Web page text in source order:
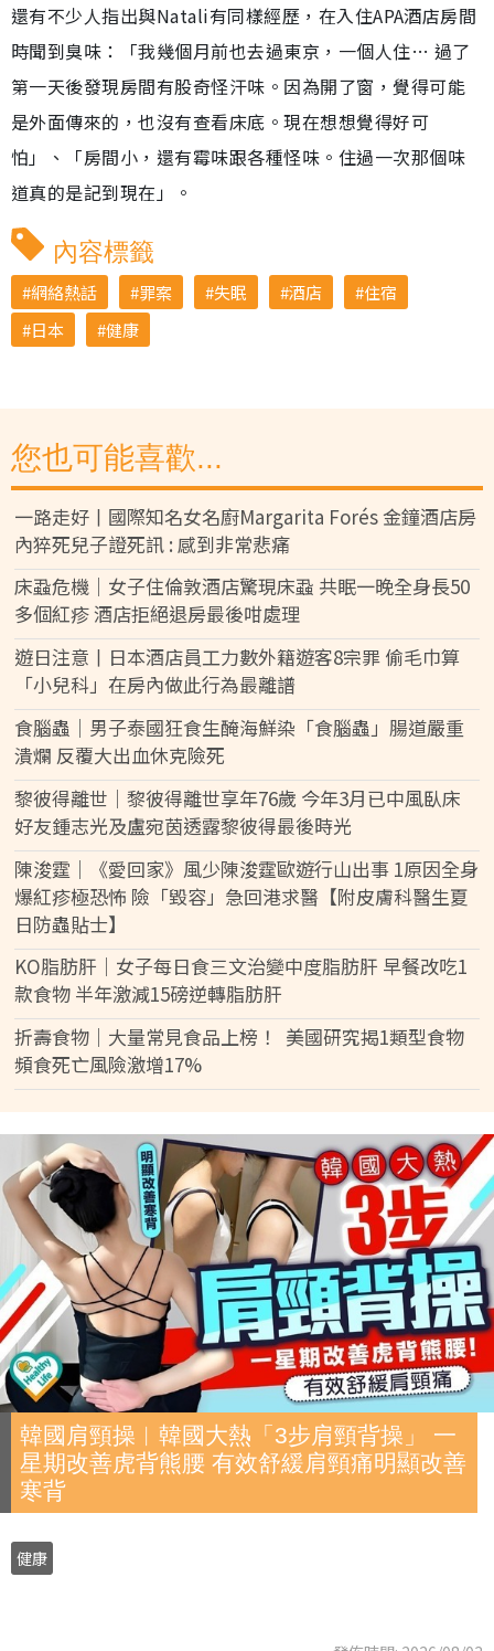
還有不少人指出與Natali有同樣經歷，在入住APA酒店房間
時聞到臭味：「我幾個月前也去過東京，一個人住… 過了
第一天後發現房間有股奇怪汗味。因為開了窗，覺得可能
是外面傳來的，也沒有查看床底。現在想想覺得好可
怕」、「房間小，還有霉味跟各種怪味。住過一次那個味
道真的是記到現在」。
內容標籤
網絡熱話 罪案 失眠 酒店
住宿
日本
健康
您也可能喜歡...
一路走好丨國際知名女名廚Margarita Forés 金鐘酒店房
內猝死兒子證死訊 : 感到非常悲痛
床蝨危機｜女子住倫敦酒店驚現床蝨 共眠一晚全身長50
多個紅疹 酒店拒絕退房最後咁處理
遊日注意丨日本酒店員工力數外籍遊客8宗罪 偷毛巾算
「小兒科」在房內做此行為最離譜
食腦蟲｜男子泰國狂食生醃海鮮染「食腦蟲」腸道嚴重
潰爛 反覆大出血休克險死
黎彼得離世｜黎彼得離世享年76歲 今年3月已中風臥床
好友鍾志光及盧宛茵透露黎彼得最後時光
陳浚霆｜《愛回家》風少陳浚霆歐遊行山出事 1原因全身
爆紅疹極恐怖 險「毀容」急回港求醫【附皮膚科醫生夏
日防蟲貼士】
KO脂肪肝｜女子每日食三文治變中度脂肪肝 早餐改吃1
款食物 半年激減15磅逆轉脂肪肝
折壽食物｜大量常見食品上榜！ 美國研究揭1類型食物
頻食死亡風險激增17%
韓國肩頸操︱韓國大熱「3步肩頸背操」 一
星期改善虎背熊腰 有效舒緩肩頸痛明顯改善
寒背
健康